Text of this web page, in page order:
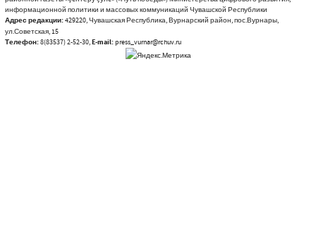
информационной политики и массовых коммуникаций Чувашской Республики
Адрес редакции:429220, Чувашская Республика, Вурнарский район, пос.Вурнары,
ул.Советская, 15
Телефон:8(83537) 2-52-30,E-mail:press_vurnar@rchuv.ru